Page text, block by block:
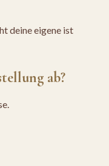
deine eigene ist
ab?